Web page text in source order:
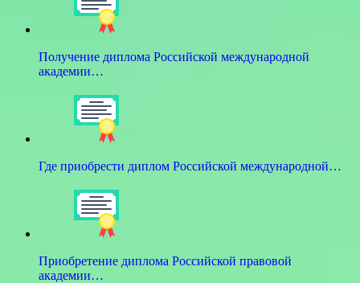
Получение диплома Российской международной
академии…
Где приобрести диплом Российской международной…
Приобретение диплома Российской правовой
академии…